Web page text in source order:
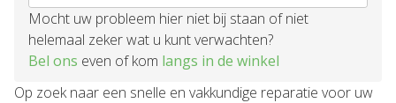
Mocht uw probleem hier niet bij staan of niet
helemaal zeker wat u kunt verwachten?
Bel ons even of kom langs in de winkel
Op zoek naar een snelle en vakkundige reparatie voor uw